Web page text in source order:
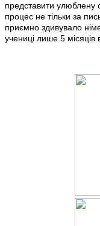
представити улюблену
процес не тільки за
приємно здивувало
учениці лише 5